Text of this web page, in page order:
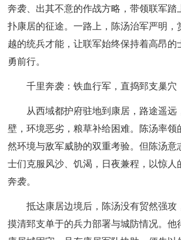
奔袭、出其不意的作战方略，带领联军踏
扑康居的征途。一路上，陈汤治军严明，
越的统兵才能，让联军始终保持着高昂的
勇前行。
千里奔袭：铁血行军，直捣郅支巢穴
从西域都护府驻地到康居，路途遥远
壁，环境恶劣，粮草补给困难。陈汤率领
然环境与敌军威胁的双重考验。但陈汤意
士们克服风沙、饥渴，日夜兼程，以惊人
奔袭。
抵达康居边境后，陈汤没有贸然强攻
摸清郅支单于的兵力部署与城防情况。他